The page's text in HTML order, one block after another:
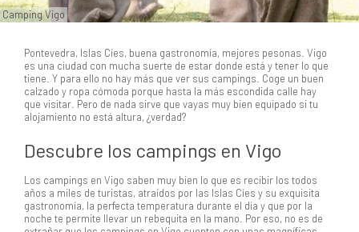
Camping Vigo
Pontevedra, Islas Cíes, buena gastronomía, mejores pesonas. Vigo
es una ciudad con mucha suerte de estar donde está y tener lo que
tiene. Y para ello no hay más que ver sus campings. Coge un buen
calzado y ropa cómoda porque hasta la más escondida calle hay
que visitar. Pero de nada sirve que vayas muy bien equipado si tu
alojamiento no está altura, ¿verdad?
Descubre los campings en Vigo
Los campings en Vigo saben muy bien lo que es recibir los todos
años a miles de turistas, atraídos por las Islas Cíes y su exquisita
gastronomía, la perfecta temperatura durante el día y que por la
noche te permite llevar un rebequita en la mano. Por eso, no es de